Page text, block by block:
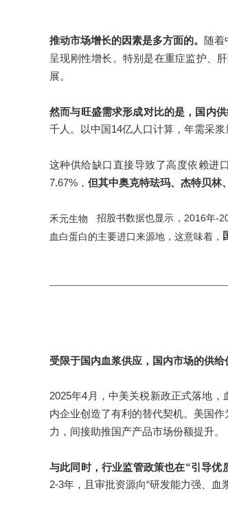
推动市场增长的因素是多方面的。
随
呈现刚性增长。特别是在重症监护、
展。
然而与旺盛需求形成对比的是，国内
千人。以中国14亿人口计算，年需采浆
这种供给缺口直接导致了高度依赖进
7.67%， 但其中奥克特珐玛、杰特贝林
禾元生物
招股书数据也显示，2016年-
血白蛋白的主要进口来源地，这意味着，
受限于国内血浆供应，国内市场的供
2025年4月，中美关税新政正式落地，
内企业创造了有利的替代契机。美国
力，间接助推国产产品市场份额提升。
与此同时，行业监管政策也在“引导优
2-3年，且审批资源向“研发能力强、血